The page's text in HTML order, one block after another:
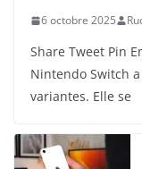
6 octobre 2025
Share Tweet Pin
Nintendo Switch
variantes. Elle se